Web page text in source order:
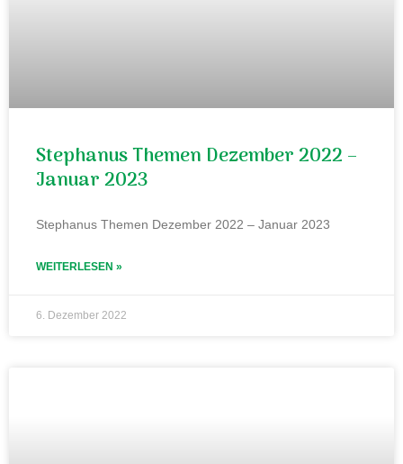
Stephanus Themen Dezember 2022 –
Januar 2023
Stephanus Themen Dezember 2022 – Januar 2023
WEITERLESEN »
6. Dezember 2022